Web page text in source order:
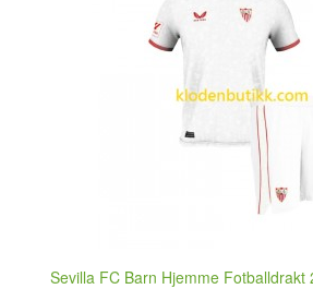
Sevilla FC Barn Hjemme Fotballdrakt